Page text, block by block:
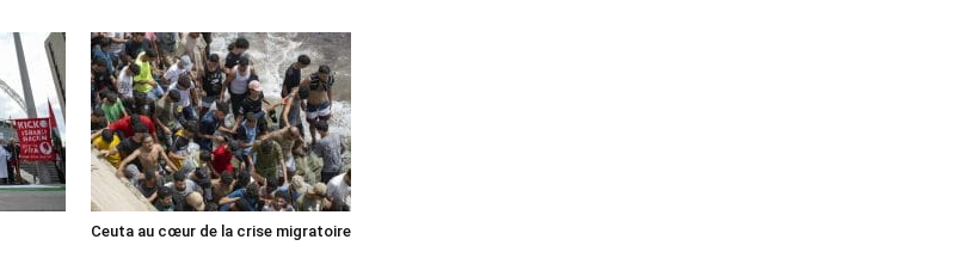
Ceuta au cœur de la crise migratoire